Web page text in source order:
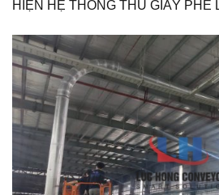
HIỆN HỆ THỐNG THU GIẤY PHẾ